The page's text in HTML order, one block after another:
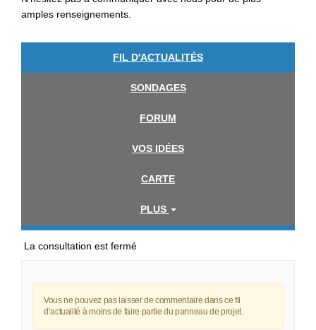
amples renseignements.
FIL D'ACTUALITÉS
SONDAGES
FORUM
VOS IDÉES
CARTE
PLUS
La consultation est fermé
Vous ne pouvez pas laisser de commentaire dans ce fil
d’actualité à moins de faire partie du panneau de projet.